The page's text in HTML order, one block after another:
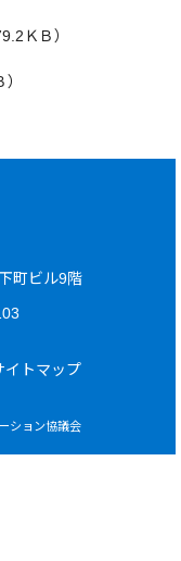
ＫＢ）
町ビル9階
イトマップ
ション協議会